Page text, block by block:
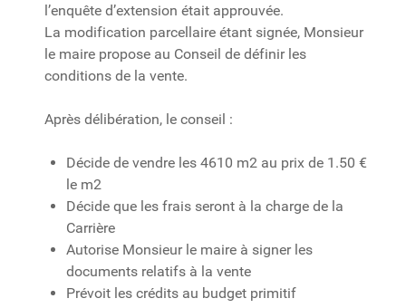
l’enquête d’extension était approuvée.
La modification parcellaire étant signée, Monsieur
le maire propose au Conseil de définir les
conditions de la vente.
Après délibération, le conseil :
Décide de vendre les 4610 m2 au prix de 1.50 €
le m2
Décide que les frais seront à la charge de la
Carrière
Autorise Monsieur le maire à signer les
documents relatifs à la vente
Prévoit les crédits au budget primitif